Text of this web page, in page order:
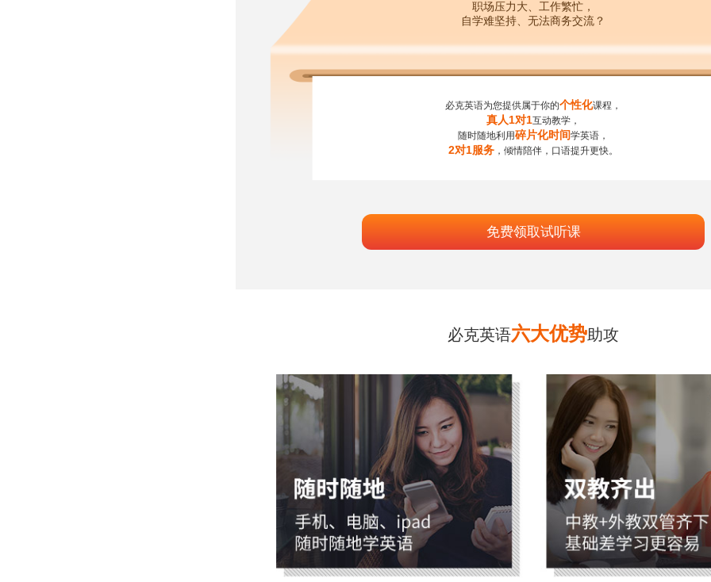
职场压力大、工作繁忙，
自学难坚持、无法商务交流？
必克英语为您提供属于你的个性化课程，
真人1对1互动教学，
随时随地利用碎片化时间学英语，
2对1服务 ，倾情陪伴，口语提升更快。
免费领取试听课
必克英语六大优势助攻